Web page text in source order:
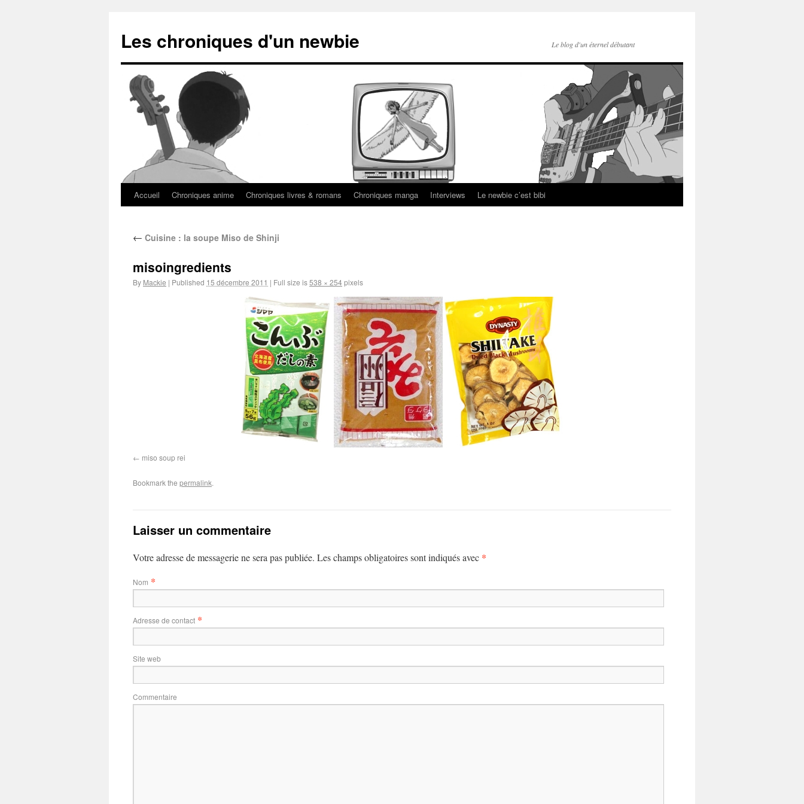
Les chroniques d'un newbie Le blog d'un éternel débutant
Accueil Chroniques anime Chroniques livres & romans Chroniques manga Interviews Le newbie c’est bibi
← Cuisine : la soupe Miso de Shinji
misoingredients
By Mackie | Published 15 décembre 2011 | Full size is538 × 254pixels
miso soup rei
Bookmark the permalink.
Laisser un commentaire
Votre adresse de messagerie ne sera pas publiée. Les champs obligatoires sont indiqués avec *
Nom *
Adresse de contact *
Site web
Commentaire